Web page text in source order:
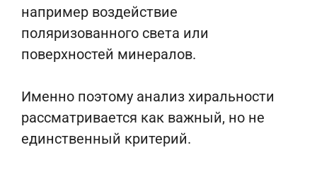
например воздействие
поляризованного света или
поверхностей минералов.
Именно поэтому анализ хиральности
рассматривается как важный, но не
единственный критерий.